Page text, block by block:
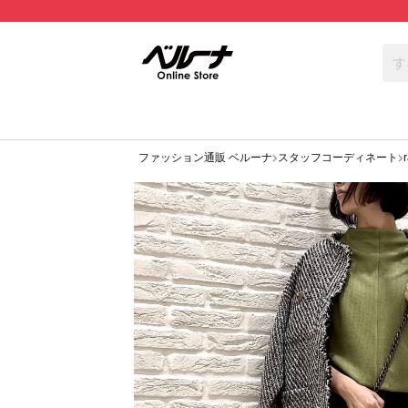
ファッション通販 ベルーナ スタッフコーディネート